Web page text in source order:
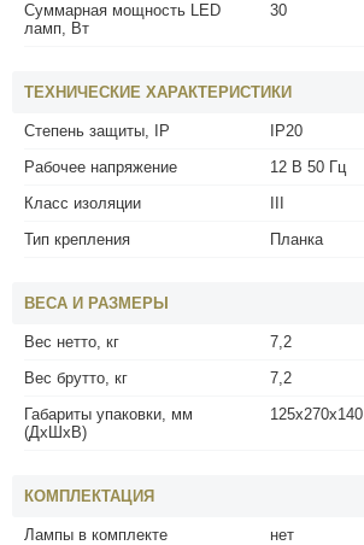
Суммарная мощность LED
ламп, Вт
30
ТЕХНИЧЕСКИЕ ХАРАКТЕРИСТИКИ
Степень защиты, IP
IP20
Рабочее напряжение
12 В 50 Гц
Класс изоляции
III
Тип крепления
Планка
ВЕСА И РАЗМЕРЫ
Вес нетто, кг
7,2
Вес брутто, кг
7,2
Габариты упаковки, мм
(ДхШхВ)
125x270x140
КОМПЛЕКТАЦИЯ
Лампы в комплекте нет